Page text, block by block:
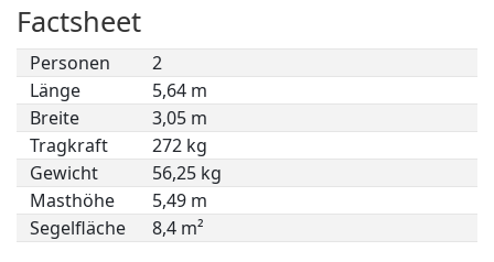
Factsheet
Personen
2
Länge
5,64 m
Breite
3,05 m
Tragkraft
272 kg
Gewicht
56,25 kg
Masthöhe
5,49 m
Segelfläche
8,4 m²